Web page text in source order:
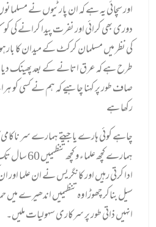
اور سچائی یہ ہے کہ ان پارٹیوں نے
دوری بھی کرائی اور نفرت پیدا کرانے
کی نظر میں مسلمان کرکٹ کے میدان کا
طرح ہے کہ عرق اتانے کے بعد پھینک
صاف طور پر کہنا چاہیے کہ ہم نے کسی کو
رکھا ہے
چاہے کوئی ہارے یا جیتے ہمارے سر ناکامی
ہمارے کچھ علماء و کچھ تنظیمیں 60 سال تک کانگریس کی حمایت
ادا کرتی رہیں اور کانگریس نے ان علما اور
سیل بناکر چھوڑا وہ تنظیمیں اندھیرے
انہیں ذاتی طور پر سرکاری سہولیات ملیں۔